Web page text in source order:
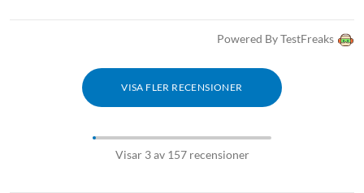
Powered By TestFreaks
VISA FLER RECENSIONER
Visar 3 av 157 recensioner